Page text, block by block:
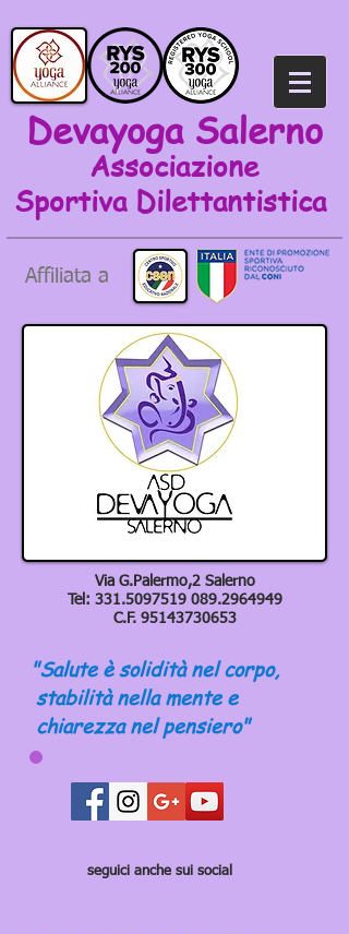
Devayoga Salerno
Associazione
Sportiva Dilettantistica
Affiliata a
Via G.Palermo,2 Salerno
Tel: 331.5097519 089.2964949
C.F. 95143730653
"Salute è solidità nel corpo,
stabilità nella mente e
chiarezza nel pensiero"
seguici anche sui social